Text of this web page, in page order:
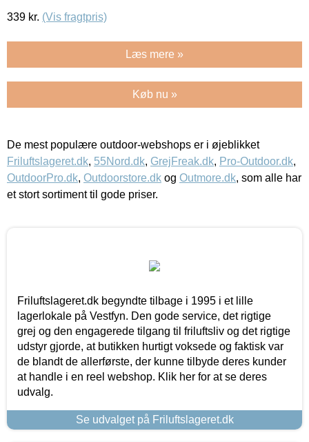
339 kr. (Vis fragtpris)
Læs mere »
Køb nu »
De mest populære outdoor-webshops er i øjeblikket
Friluftslageret.dk, 55Nord.dk, GrejFreak.dk, Pro-Outdoor.dk,
OutdoorPro.dk, Outdoorstore.dk og Outmore.dk, som alle har
et stort sortiment til gode priser.
Friluftslageret.dk begyndte tilbage i 1995 i et lille
lagerlokale på Vestfyn. Den gode service, det rigtige
grej og den engagerede tilgang til friluftsliv og det rigtige
udstyr gjorde, at butikken hurtigt voksede og faktisk var
de blandt de allerførste, der kunne tilbyde deres kunder
at handle i en reel webshop. Klik her for at se deres
udvalg.
Se udvalget på Friluftslageret.dk